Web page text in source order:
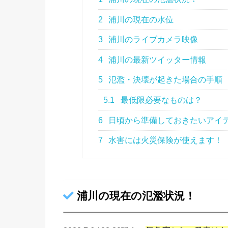
2 浦川の現在の水位
3 浦川のライブカメラ映像
4 浦川の最新ツイッター情報
5 氾濫・決壊が起きた場合の手順
5.1 最低限必要なものは？
6 日頃から準備しておきたいアイ
7 水害には火災保険が使えます！
浦川の現在の氾濫状況！